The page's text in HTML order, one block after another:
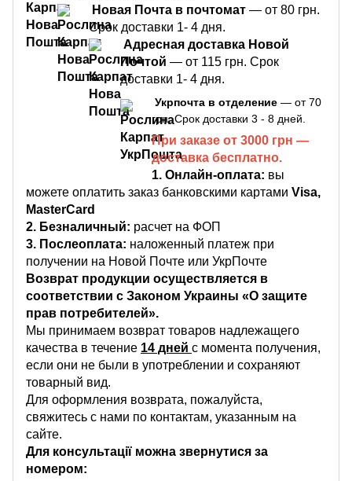
Новая Почта в почтомат — от 80 грн.
Срок доставки 1- 4 дня.
Адресная доставка Новой
Почтой — от 115 грн. Срок
доставки 1- 4 дня.
Укрпочта в отделение — от 70
грн. Срок доставки 3 - 8 дней.
При заказе от 3000 грн —
доставка бесплатно.
1. Онлайн-оплата: вы
можете оплатить заказ банковскими картами Visa,
MasterCard
2. Безналичный: расчет на ФОП
3. Послеоплата: наложенный платеж при
получении на Новой Почте или УкрПочте
Возврат продукции осуществляется в
соответствии с Законом Украины «О защите
прав потребителей».
Мы принимаем возврат товаров надлежащего
качества в течение 14 дней с момента получения,
если они не были в употреблении и сохраняют
товарный вид.
Для оформления возврата, пожалуйста,
свяжитесь с нами по контактам, указанным на
сайте.
Для консультації можна звернутися за
номером: